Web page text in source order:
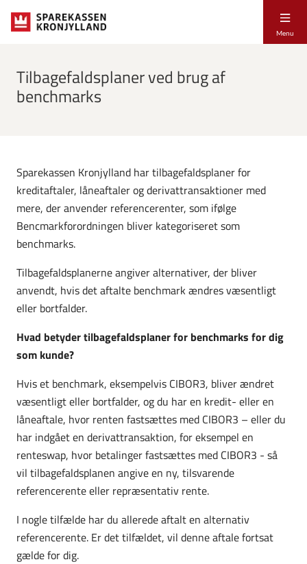
Menu
Tilbagefaldsplaner ved brug af
benchmarks
Sparekassen Kronjylland har tilbagefaldsplaner for
kreditaftaler, låneaftaler og derivattransaktioner med
mere, der anvender referencerenter, som ifølge
Bencmarkforordningen bliver kategoriseret som
benchmarks.
Tilbagefaldsplanerne angiver alternativer, der bliver
anvendt, hvis det aftalte benchmark ændres væsentligt
eller bortfalder.
Hvad betyder tilbagefaldsplaner for benchmarks for dig
som kunde?
Hvis et benchmark, eksempelvis CIBOR3, bliver ændret
væsentligt eller bortfalder, og du har en kredit- eller en
låneaftale, hvor renten fastsættes med CIBOR3 – eller du
har indgået en derivattransaktion, for eksempel en
renteswap, hvor betalinger fastsættes med CIBOR3 - så
vil tilbagefaldsplanen angive en ny, tilsvarende
referencerente eller repræsentativ rente.
I nogle tilfælde har du allerede aftalt en alternativ
referencerente. Er det tilfældet, vil denne aftale fortsat
gælde for dig.